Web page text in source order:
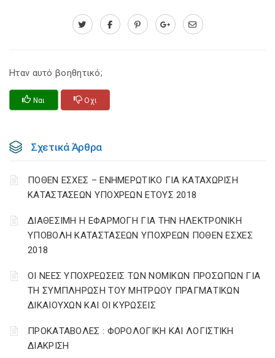
Ηταν αυτό βοηθητικό;
Ναι Οχι
Σχετικά Άρθρα
ΠΟΘΕΝ ΕΣΧΕΣ – ΕΝΗΜΕΡΩΤΙΚΟ ΓΙΑ ΚΑΤΑΧΩΡΙΣΗ
ΚΑΤΑΣΤΑΣΕΩΝ ΥΠΟΧΡΕΩΝ ΕΤΟΥΣ 2018
ΔΙΑΘΕΣΙΜΗ Η ΕΦΑΡΜΟΓΗ ΓΙΑ ΤΗΝ ΗΛΕΚΤΡΟΝΙΚΗ
ΥΠΟΒΟΛΗ ΚΑΤΑΣΤΑΣΕΩΝ ΥΠΟΧΡΕΩΝ ΠΟΘΕΝ ΕΣΧΕΣ
2018
ΟΙ ΝΕΕΣ ΥΠΟΧΡΕΩΣΕΙΣ ΤΩΝ ΝΟΜΙΚΩΝ ΠΡΟΣΩΠΩΝ ΓΙΑ
ΤΗ ΣΥΜΠΛΗΡΩΣΗ ΤΟΥ ΜΗΤΡΩΟΥ ΠΡΑΓΜΑΤΙΚΩΝ
ΔΙΚΑΙΟΥΧΩΝ ΚΑΙ ΟΙ ΚΥΡΩΣΕΙΣ
ΠΡΟΚΑΤΑΒΟΛΕΣ : ΦΟΡΟΛΟΓΙΚΗ ΚΑΙ ΛΟΓΙΣΤΙΚΗ
ΔΙΑΚΡΙΣΗ